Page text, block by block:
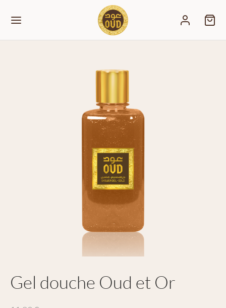
Gel douche Oud et Or